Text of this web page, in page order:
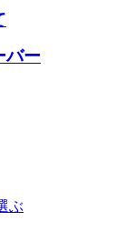
バー
ぶ